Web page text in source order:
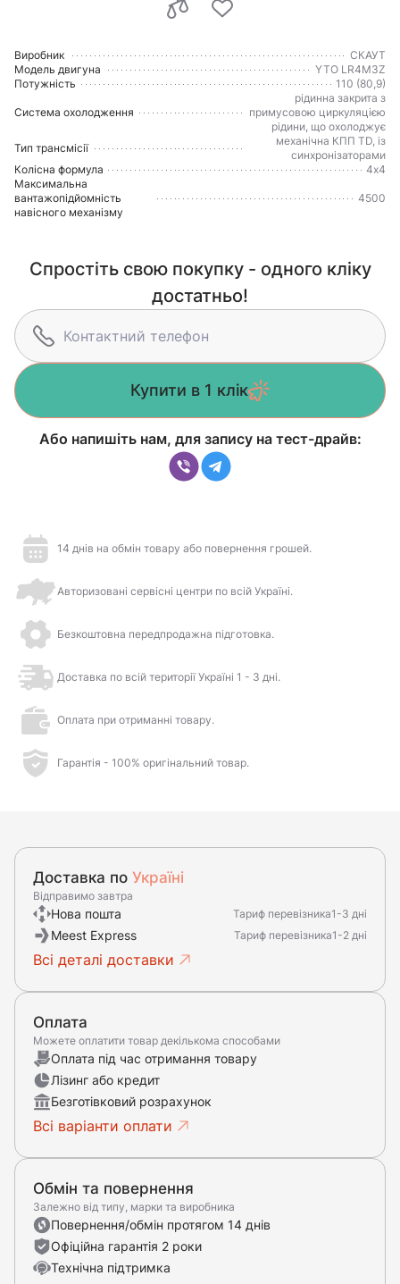
Виробник
СКАУТ
Модель двигуна
YTO LR4M3Z
Потужність
110 (80,9)
Система охолодження
рідинна закрита з
примусовою циркуляцією
рідини, що охолоджує
Тип трансмісії
механічна КПП TD, із
синхронізаторами
Колісна формула
4х4
Максимальна
вантажопідйомність
навісного механізму
4500
Спростіть свою покупку - одного кліку
достатньо!
Купити в 1 клік
Або напишіть нам, для запису на тест-драйв:
14 днів на обмін товару або повернення грошей.
Авторизовані сервісні центри по всій Україні.
Безкоштовна передпродажна підготовка.
Доставка по всій території Україні 1 - 3 дні.
Оплата при отриманні товару.
Гарантія - 100% оригінальний товар.
Доставка по Україні
Відправимо завтра
Нова пошта Тариф перевізника1-3 дні
Meest Express Тариф перевізника1-2 дні
Всі деталі доставки
Оплата
Можете оплатити товар декількома способами
Оплата під час отримання товару
Лізинг або кредит
Безготівковий розрахунок
Всі варіанти оплати
Обмін та повернення
Залежно від типу, марки та виробника
Повернення/обмін протягом 14 днів
Офіційна гарантія 2 роки
Технічна підтримка